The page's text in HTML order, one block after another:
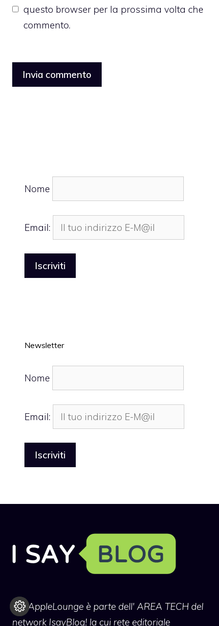
questo browser per la prossima volta che
commento.
Nome
Email:
Newsletter
Nome
Email:
TheAppleLounge è parte dell' AREA TECH del
network IsayBlog! la cui rete editoriale